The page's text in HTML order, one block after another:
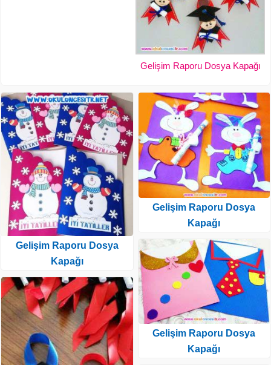
Gelişim Raporu Dosya Kapağı
Gelişim Raporu Dosya
Kapağı
Gelişim Raporu Dosya
Kapağı
Gelişim Raporu Dosya
Kapağı